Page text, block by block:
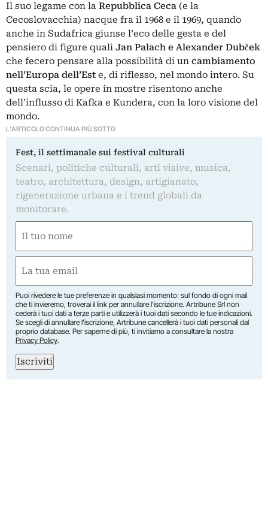
Il suo legame con la Repubblica Ceca (e la
Cecoslovacchia) nacque fra il 1968 e il 1969, quando
anche in Sudafrica giunse l’eco delle gesta e del
pensiero di figure quali Jan Palach e Alexander Dubček
che fecero pensare alla possibilità di un cambiamento
nell’Europa dell’Est e, di riflesso, nel mondo intero. Su
questa scia, le opere in mostre risentono anche
dell’influsso di Kafka e Kundera, con la loro visione del
mondo.
L'ARTICOLO CONTINUA PIÙ SOTTO
Fest, il settimanale sui festival culturali
Scenari, politiche culturali, arti visive, musica,
teatro, architettura, design, artigianato,
rigenerazione urbana e i trend globali da
monitorare.
(Obbligatorio)
Nome
(Obbligatorio)
Puoi rivedere le tue preferenze in qualsiasi momento: sul fondo di ogni mail
che ti invieremo, troverai il link per annullare l’iscrizione. Artribune Srl non
cederà i tuoi dati a terze parti e utilizzerà i tuoi dati secondo le tue indicazioni.
Se scegli di annullare l’iscrizione, Artribune cancellerà i tuoi dati personali dal
proprio database. Per saperne di più, ti invitiamo a consultare la nostra
Privacy Policy.
Iscriviti